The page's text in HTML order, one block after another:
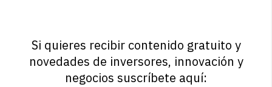
Si quieres recibir contenido gratuito y
novedades de inversores, innovación y
negocios suscríbete aquí: